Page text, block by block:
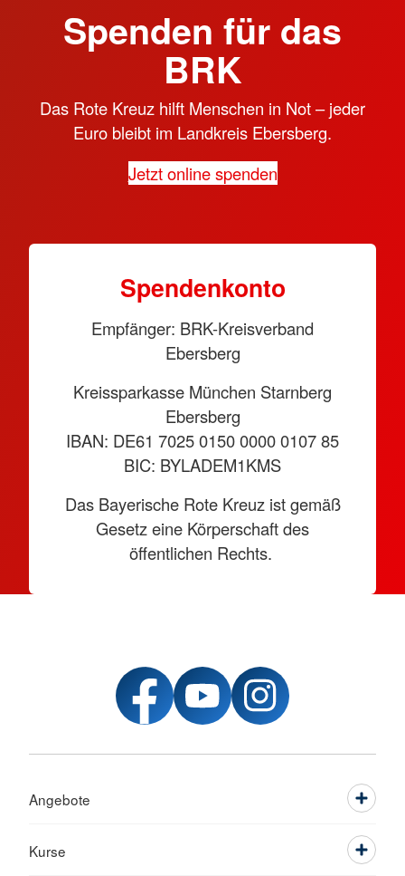
Spenden für das
BRK
Das Rote Kreuz hilft Menschen in Not – jeder
Euro bleibt im Landkreis Ebersberg.
Jetzt online spenden
Spendenkonto
Empfänger: BRK-Kreisverband
Ebersberg
Kreissparkasse München Starnberg
Ebersberg
IBAN: DE61 7025 0150 0000 0107 85
BIC: BYLADEM1KMS
Das Bayerische Rote Kreuz ist gemäß
Gesetz eine Körperschaft des
öffentlichen Rechts.
Angebote
Kurse